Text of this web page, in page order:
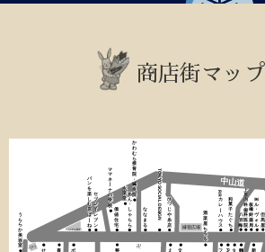
商店街マップ